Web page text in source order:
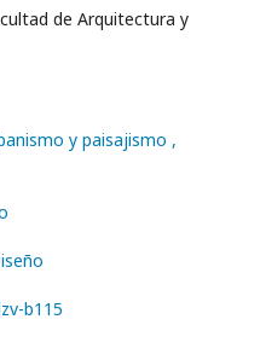
de Arquitectura y
y paisajismo ,
b115